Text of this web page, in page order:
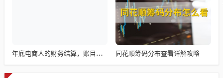
年底电商人的财务结算，账目清算与回顾 同花顺筹码分布查看详解攻略